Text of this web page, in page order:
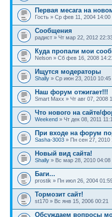
Первая месага на
Гость » Ср фев 11, 2004 14:00
Сообщения
радист » Чт мар 22, 2012
Куда пропали мои
Nelson » Сб фев 16, 2008
Ищутся модераторы
Shally » Ср июн 23, 2010 10:45
Наш форум отжигает!!!
Smart Maxx » Чт авг 07, 2008
Что нового на сайте/
Weekend » Чт дек 08, 2011
При входе на форум
Sasha-3003 » Пн сен 27, 2010
Новый вид сайта!
Shally » Вс мар 28, 2010 04:08
Баги...
prostik » Пн июл 26, 2004
Тормозит сайт!
st170 » Вс янв 15, 2006 00:21
Обсуждаем вопросы